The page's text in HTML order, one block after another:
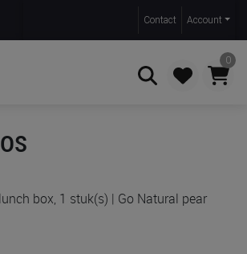
Contact Account
0
box, 1 stuk(s) | Go Natural pear